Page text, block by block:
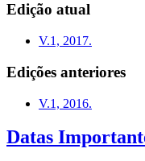
Edição atual
V.1, 2017.
Edições anteriores
V.1, 2016.
Datas